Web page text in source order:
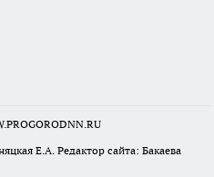
Е.А. Редактор сайта: Бакаева